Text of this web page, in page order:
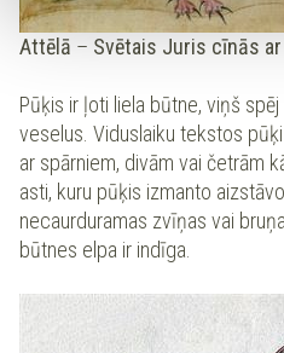
Attēlā – Svētais Juris cīnās
Pūķis ir ļoti liela būtne, viņš
veselus. Viduslaiku tekstos
ar spārniem, divām vai četrām
asti, kuru pūķis izmanto
necaurduramas zvīņas vai
būtnes elpa ir indīga.